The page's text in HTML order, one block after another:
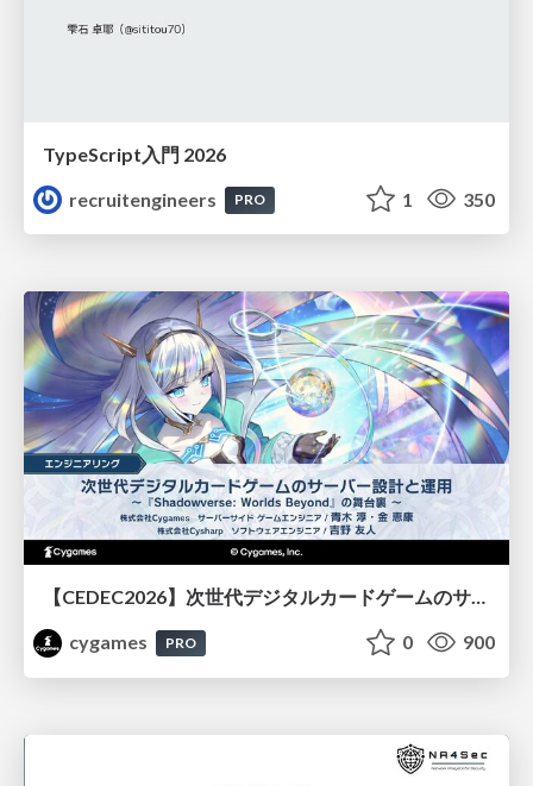
TypeScript入門 2026
recruitengineers
PRO 1 350
【CEDEC2026】次世代デジタルカードゲームのサーバー設計と運用 〜『Shadowverse: Worlds Beyond』の舞台裏～
cygames
PRO 0 900